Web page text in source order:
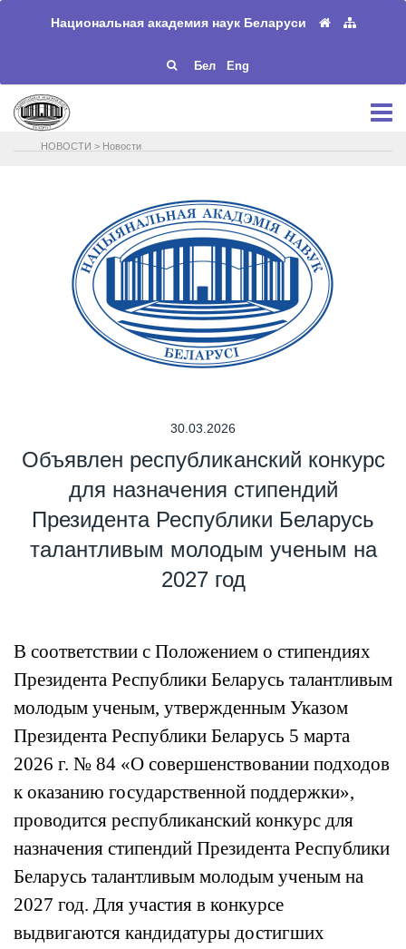
Национальная академия наук Беларуси
Бел Eng
НОВОСТИ > Новости
30.03.2026
Объявлен республиканский конкурс
для назначения стипендий
Президента Республики Беларусь
талантливым молодым ученым на
2027 год
В соответствии с Положением о стипендиях
Президента Республики Беларусь талантливым
молодым ученым, утвержденным Указом
Президента Республики Беларусь 5 марта
2026 г. № 84 «О совершенствовании подходов
к оказанию государственной поддержки»,
проводится республиканский конкурс для
назначения стипендий Президента Республики
Беларусь талантливым молодым ученым на
2027 год. Для участия в конкурсе
выдвигаются кандидатуры достигших